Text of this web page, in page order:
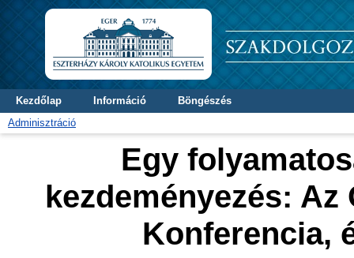
Kezdőlap Információ
Böngészés
Adminisztráció
Egy
kezdeményezés:
Konferencia,